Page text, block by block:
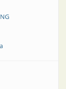
segura